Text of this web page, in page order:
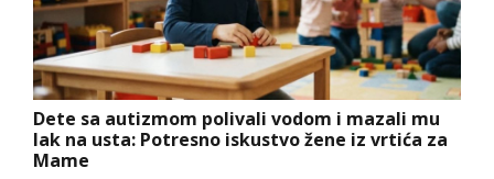
Dete sa autizmom polivali vodom i mazali mu
lak na usta: Potresno iskustvo žene iz vrtića za
Mame